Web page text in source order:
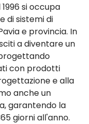
si occupa
di sistemi di
e provincia. In
a diventare un
con prodotti
e alla
anche un
garantendo la
giorni all'anno.